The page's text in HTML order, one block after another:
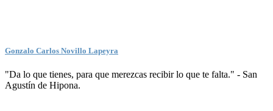
Gonzalo Carlos Novillo Lapeyra
"Da lo que tienes, para que merezcas recibir lo que te falta." - San
Agustín de Hipona.